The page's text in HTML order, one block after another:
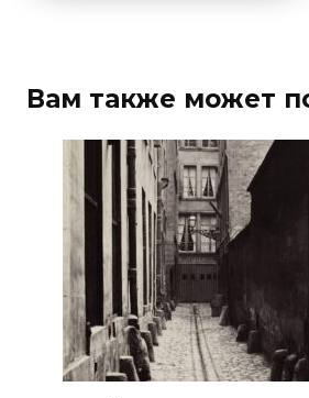
Вам также может